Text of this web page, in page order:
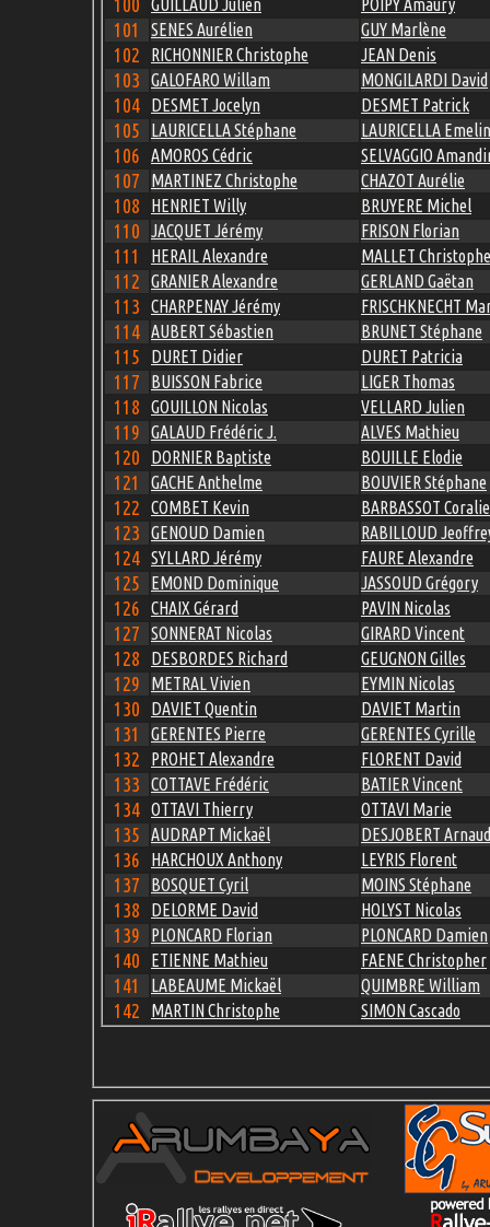
100 GUILLAUD Julien POIPY Amaury
101 SENES Aurélien GUY Marlène
102 RICHONNIER Christophe JEAN Denis
103 GALOFARO Willam MONGILARDI David
104 DESMET Jocelyn DESMET Patrick
105 LAURICELLA Stéphane LAURICELLA
106 AMOROS Cédric SELVAGGIO
107 MARTINEZ Christophe CHAZOT Aurélie
108 HENRIET Willy BRUYERE Michel
110 JACQUET Jérémy FRISON Florian
111 HERAIL Alexandre MALLET Christophe
112 GRANIER Alexandre GERLAND Gaëtan
113 CHARPENAY Jérémy FRISCHKNECHT
114 AUBERT Sébastien BRUNET Stéphane
115 DURET Didier DURET Patricia
117 BUISSON Fabrice LIGER Thomas
118 GOUILLON Nicolas VELLARD Julien
119 GALAUD Frédéric J. ALVES Mathieu
120 DORNIER Baptiste BOUILLE Elodie
121 GACHE Anthelme BOUVIER Stéphane
122 COMBET Kevin BARBASSOT Coralie
123 GENOUD Damien RABILLOUD
124 SYLLARD Jérémy FAURE Alexandre
125 EMOND Dominique JASSOUD Grégory
126 CHAIX Gérard PAVIN Nicolas
127 SONNERAT Nicolas GIRARD Vincent
128 DESBORDES Richard GEUGNON Gilles
129 METRAL Vivien EYMIN Nicolas
130 DAVIET Quentin DAVIET Martin
131 GERENTES Pierre GERENTES Cyrille
132 PROHET Alexandre FLORENT David
133 COTTAVE Frédéric BATIER Vincent
134 OTTAVI Thierry OTTAVI Marie
135 AUDRAPT Mickaël DESJOBERT Arnaud
136 HARCHOUX Anthony LEYRIS Florent
137 BOSQUET Cyril MOINS Stéphane
138 DELORME David HOLYST Nicolas
139 PLONCARD Florian PLONCARD Damien
140 ETIENNE Mathieu FAENE Christopher
141 LABEAUME Mickaël QUIMBRE William
142 MARTIN Christophe SIMON Cascado